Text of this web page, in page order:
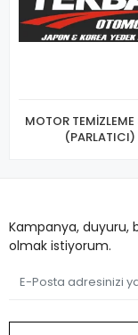
MOTOR TEMİZLEME
(PARLATICI)
Kampanya, duyuru,
olmak istiyorum.